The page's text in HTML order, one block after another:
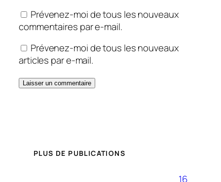
Prévenez-moi de tous les nouveaux
commentaires par e-mail.
Prévenez-moi de tous les nouveaux
articles par e-mail.
PLUS DE PUBLICATIONS
16